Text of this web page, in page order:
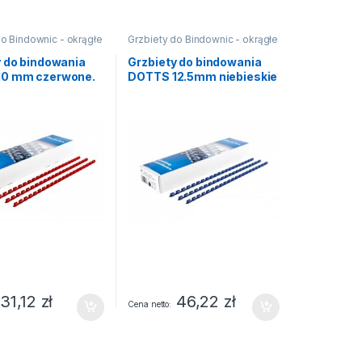
Bindownic - okrągłe
do bindowania
mm czerwone.
31,12 zł
Grzbiety do Bindownic - okrągłe
Grzbiety do bindowania
DOTTS 12.5mm niebieskie
Cena netto 46,22 zł